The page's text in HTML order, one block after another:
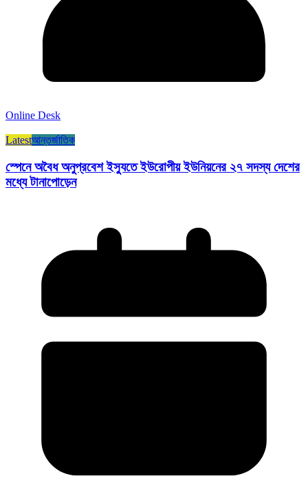
Online Desk
Latestআন্তর্জাতিক
স্পেনে অবৈধ অনুপ্রবেশ ইস্যুতে ইউরোপীয় ইউনিয়নের ২৭ সদস্য দেশের
মধ্যে টানাপোড়েন